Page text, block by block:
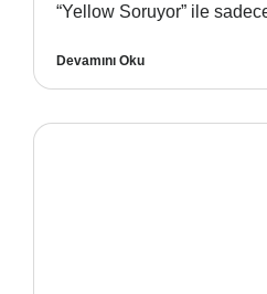
“Yellow Soruyor” ile
Devamını Oku